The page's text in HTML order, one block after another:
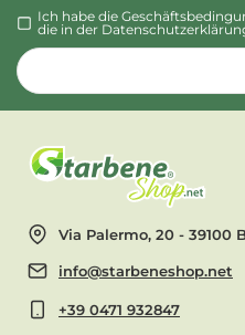
Ich habe die
die in der
Via Palermo, 20 - 39100
info@starbeneshop.net
+39 0471 932847